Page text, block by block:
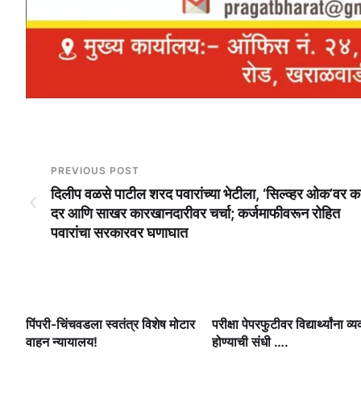
PREVIOUS POST
दिलीप वळसे पाटील शरद पवारांच्या भेटीला, ‘सिल्व्हर ओक’वर
दर आणि साखर कारखानदारीवर चर्चा; कर्जमाफीवरून रोहित
पवारांचा सरकारवर घणाघात
पिंपरी-चिंचवडला स्वतंत्र विशेष मोटार
वाहन न्यायालय!
परीक्षा पेपरफुटीवर विद्यार्थ्यांना
होण्याची संधी ….